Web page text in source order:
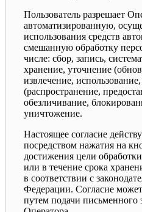
Пользователь разрешает
автоматизированную,
использования средств
смешанную обработку
числе: сбор, запись,
хранение, уточнение
извлечение,
(распространение,
обезличивание,
уничтожение.
Настоящее согласие
посредством нажатия на
достижения цели
или в течение срока
в соответствии с
Федерации. Согласие
путем подачи письменного